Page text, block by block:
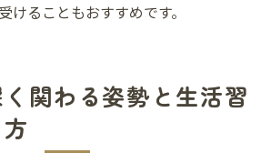
けることもおすすめです。
関わる姿勢と生活習